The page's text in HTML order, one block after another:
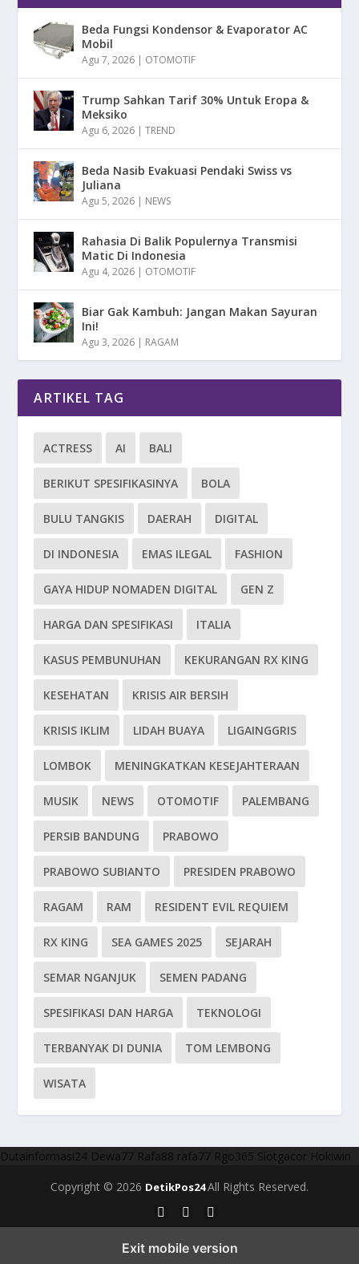
Beda Fungsi Kondensor & Evaporator AC
Mobil
Agu 7, 2026 | OTOMOTIF
Trump Sahkan Tarif 30% Untuk Eropa &
Meksiko
Agu 6, 2026 |TREND
Beda Nasib Evakuasi Pendaki Swiss vs
Juliana
Agu 5, 2026 | NEWS
Rahasia Di Balik Populernya Transmisi
Matic Di Indonesia
Agu 4, 2026 | OTOMOTIF
Biar Gak Kambuh: Jangan Makan Sayuran
Ini!
Agu 3, 2026 | RAGAM
ARTIKEL TAG
ACTRESS AI BALI
BERIKUT SPESIFIKASINYA BOLA
BULU TANGKIS DAERAH DIGITAL
DI INDONESIA EMAS ILEGAL FASHION
GAYA HIDUP NOMADEN DIGITAL GEN Z
HARGA DAN SPESIFIKASI ITALIA
KASUS PEMBUNUHAN KEKURANGAN RX KING
KESEHATAN KRISIS AIR BERSIH
KRISIS IKLIM LIDAH BUAYA LIGAINGGRIS
LOMBOK MENINGKATKAN KESEJAHTERAAN
MUSIK NEWS OTOMOTIF PALEMBANG
PERSIB BANDUNG PRABOWO
PRABOWO SUBIANTO PRESIDEN PRABOWO
RAGAM RAM RESIDENT EVIL REQUIEM
RX KING SEA GAMES 2025 SEJARAH
SEMAR NGANJUK SEMEN PADANG
SPESIFIKASI DAN HARGA TEKNOLOGI
TERBANYAK DI DUNIA TOM LEMBONG
WISATA
Dutainformasi24 Dewa77 Rafa88 rafa77 Rgo365 Slotgacor Hokiwin
Copyright © 2026 DetikPos24All Rights Reserved.
Exit mobile version